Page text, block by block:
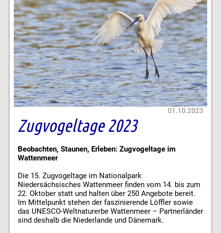
01.10.2023
Zugvogeltage 2023
Beobachten, Staunen, Erleben: Zugvogeltage im
Wattenmeer
Die 15. Zugvogeltage im Nationalpark
Niedersächsisches Wattenmeer finden vom 14. bis zum
22. Oktober statt und halten über 250 Angebote bereit.
Im Mittelpunkt stehen der faszinierende Löffler sowie
das UNESCO-Weltnaturerbe Wattenmeer – Partnerländer
sind deshalb die Niederlande und Dänemark.